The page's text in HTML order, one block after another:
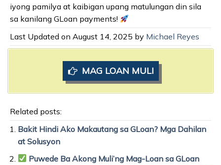
iyong pamilya at kaibigan upang matulungan din sila
sa kanilang GLoan payments!
Last Updated on August 14, 2025 by Michael Reyes
MAG LOAN MULI
Related posts:
Bakit Hindi Ako Makautang sa GLoan? Mga Dahilan
at Solusyon
Puwede Ba Akong Muli’ng Mag-Loan sa GLoan